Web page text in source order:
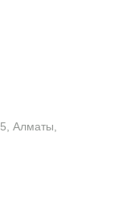
Алматы,